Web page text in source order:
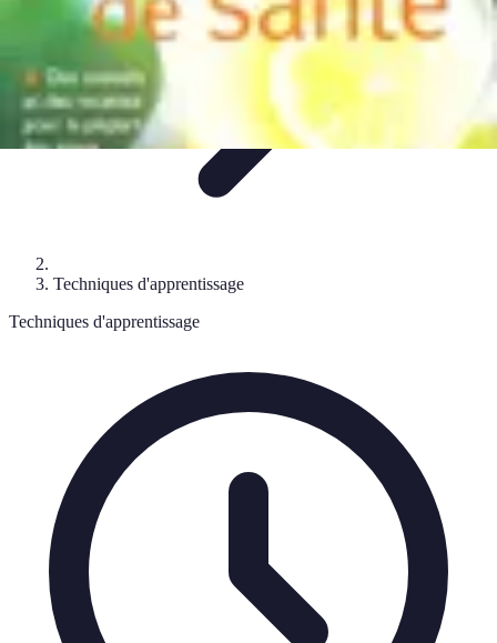
Techniques d'apprentissage
Techniques d'apprentissage